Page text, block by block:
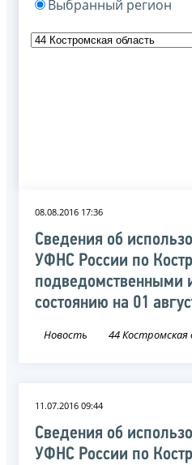
Выбранный регион
08.08.2016 17:36
Сведения об
УФНС России по
подведомственными
состоянию на 01
Новость 44 Костромская
11.07.2016 09:44
Сведения об
УФНС России по